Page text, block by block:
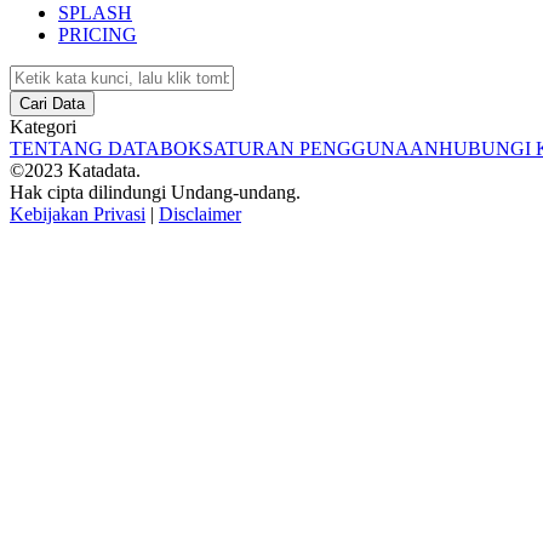
SPLASH
PRICING
Cari Data
Kategori
TENTANG DATABOKSATURAN PENGGUNAANHUBUNGI
©2023 Katadata.
Hak cipta dilindungi Undang-undang.
Kebijakan Privasi | Disclaimer